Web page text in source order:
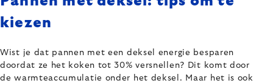
kiezen
Wist je dat pannen met een deksel energie besparen
doordat ze het koken tot 30% versnellen? Dit komt door
de warmteaccumulatie onder het deksel. Maar het is ook